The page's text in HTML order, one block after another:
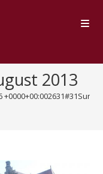
2013
+0000+00:002631#31Sun,